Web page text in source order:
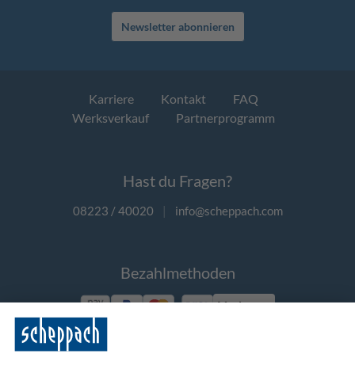
Newsletter abonnieren
Karriere Kontakt
FAQ
Werksverkauf
Partnerprogramm
Hast du Fragen?
08223 / 40020 | info@scheppach.com
Bezahlmethoden
Vorkasse